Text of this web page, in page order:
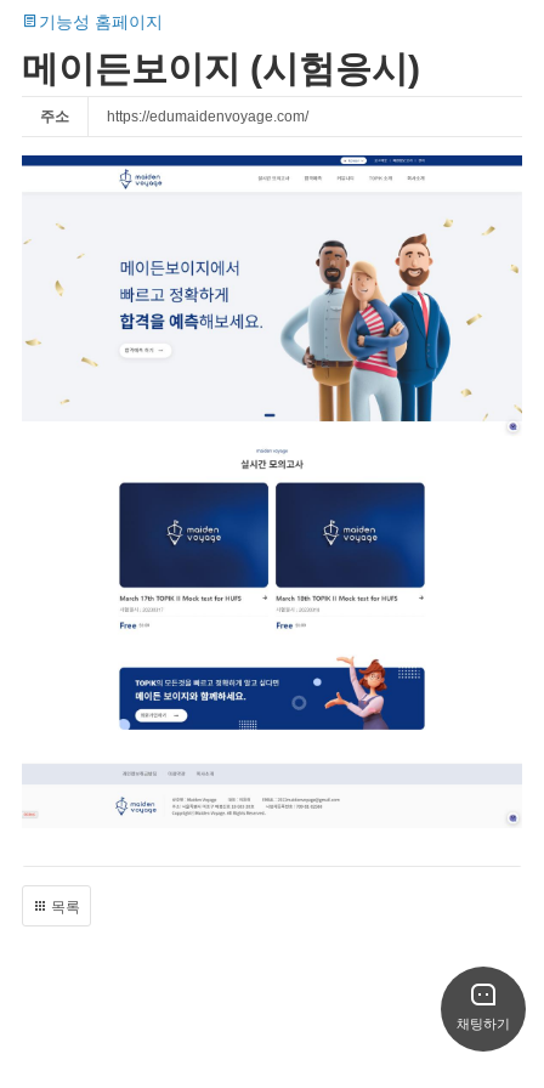
기능성 홈페이지
메이든보이지 (시험응시)
주소 https://edumaidenvoyage.com/
목록
채팅하기